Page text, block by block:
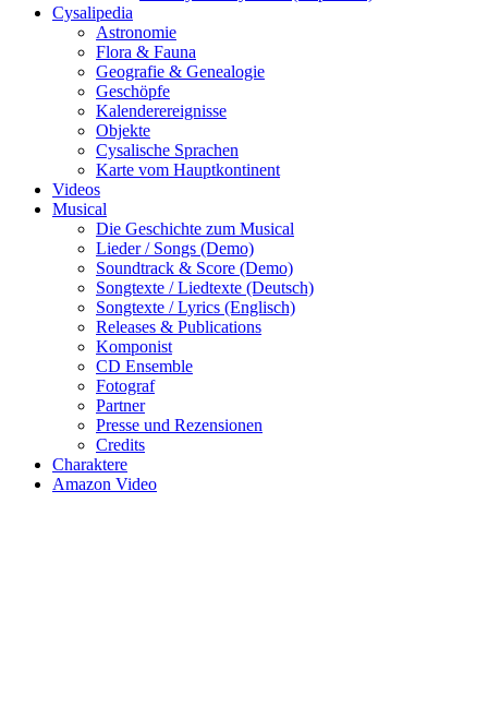
Cysalipedia
Astronomie
Flora & Fauna
Geografie & Genealogie
Geschöpfe
Kalenderereignisse
Objekte
Cysalische Sprachen
Karte vom Hauptkontinent
Videos
Musical
Die Geschichte zum Musical
Lieder / Songs (Demo)
Soundtrack & Score (Demo)
Songtexte / Liedtexte (Deutsch)
Songtexte / Lyrics (Englisch)
Releases & Publications
Komponist
CD Ensemble
Fotograf
Partner
Presse und Rezensionen
Credits
Charaktere
Amazon Video